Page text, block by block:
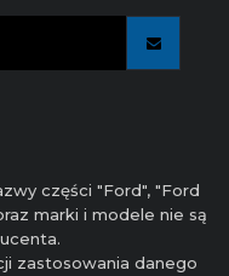
części "Ford", "Ford
marki i modele nie są
zastosowania danego